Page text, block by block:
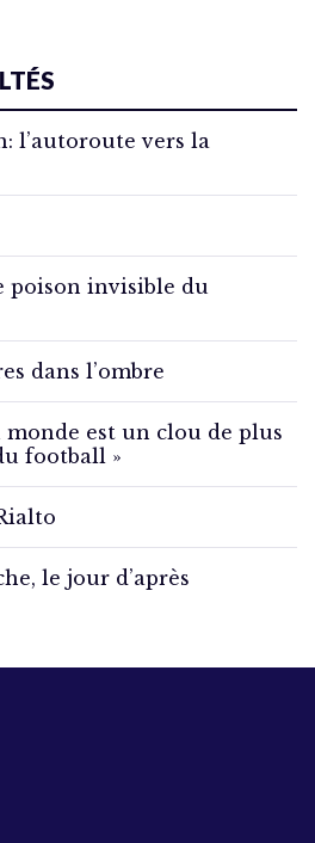
l’autoroute vers la
poison invisible du
dans l’ombre
monde est un clou de plus
football »
le jour d’après